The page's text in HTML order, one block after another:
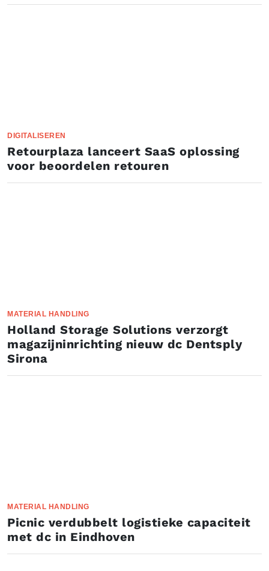
DIGITALISEREN
Retourplaza lanceert SaaS oplossing
voor beoordelen retouren
MATERIAL HANDLING
Holland Storage Solutions verzorgt
magazijninrichting nieuw dc Dentsply
Sirona
MATERIAL HANDLING
Picnic verdubbelt logistieke capaciteit
met dc in Eindhoven